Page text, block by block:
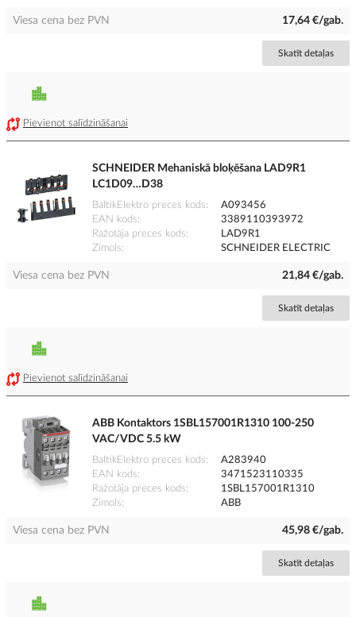
Viesa cena bez PVN 17,64 €/gab.
Skatīt detaļas
Pievienot salīdzināšanai
SCHNEIDER Mehaniskā bloķēšana LAD9R1
LC1D09…D38
BaltikElektro preces kods
A093456
EAN kods
3389110393972
Ražotāja preces kods
LAD9R1
Zīmols
SCHNEIDER ELECTRIC
Viesa cena bez PVN 21,84 €/gab.
Skatīt detaļas
Pievienot salīdzināšanai
ABB Kontaktors 1SBL157001R1310 100-250
VAC/VDC 5.5 kW
BaltikElektro preces kods
A283940
EAN kods
3471523110335
Ražotāja preces kods
1SBL157001R1310
Zīmols
ABB
Viesa cena bez PVN 45,98 €/gab.
Skatīt detaļas